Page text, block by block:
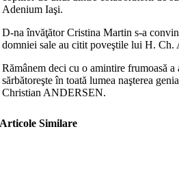
Adenium Iaşi.
D-na învăţător Cristina Martin s-a
domniei sale au citit poveştile lui H. Ch.
Rămânem deci cu o amintire frumoasă
sărbătoreşte în toată lumea naşterea
Christian ANDERSEN.
Articole Similare